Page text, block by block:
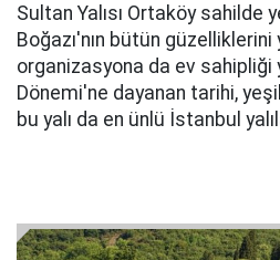
Sultan Yalısı Ortaköy sahilde
Boğazı'nın bütün güzelliklerini
organizasyona da ev sahipliği
Dönemi'ne dayanan tarihi,
bu yalı da en ünlü İstanbul